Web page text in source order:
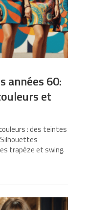
années 60:
et
: des teintes
trapèze et swing.